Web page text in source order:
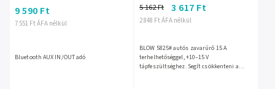
7 551 Ft ÁFA nélkül
9 590 Ft
Bluetooth AUX IN/OUT adó
2 848 Ft ÁFA nélkül
5 162 Ft 3 617 Ft
BLOW 5825# autós zavarűrő 15 A
terhelhetőséggel, +10–15 V
tápfeszültséghez. Segít csökkenteni a